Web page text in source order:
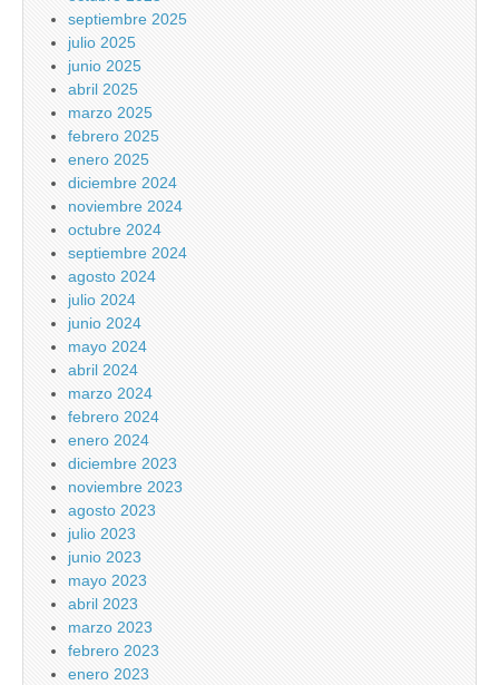
septiembre 2025
julio 2025
junio 2025
abril 2025
marzo 2025
febrero 2025
enero 2025
diciembre 2024
noviembre 2024
octubre 2024
septiembre 2024
agosto 2024
julio 2024
junio 2024
mayo 2024
abril 2024
marzo 2024
febrero 2024
enero 2024
diciembre 2023
noviembre 2023
agosto 2023
julio 2023
junio 2023
mayo 2023
abril 2023
marzo 2023
febrero 2023
enero 2023